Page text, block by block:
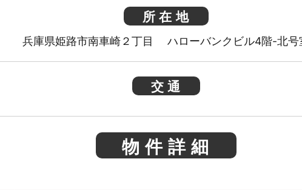
所在地
兵庫県姫路市南車崎２丁目 ハローバンクビル4階-北号
交通
物件詳細